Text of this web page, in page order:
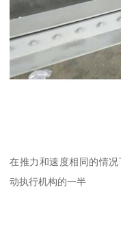
在推力和速度相同的情
动执行机构的一半